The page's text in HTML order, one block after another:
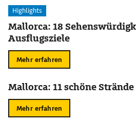
Highlights
Mallorca: 18
Ausflugsziele
Mehr erfahren
Mallorca: 11 schöne
Mehr erfahren